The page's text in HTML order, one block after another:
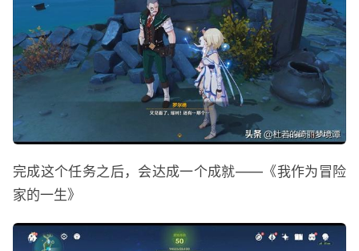
完成这个任务之后，会达成一个成就——《我作为冒险
家的一生》